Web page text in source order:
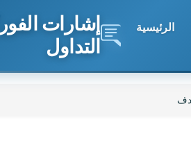
إشارات
التداول
الرئيسية